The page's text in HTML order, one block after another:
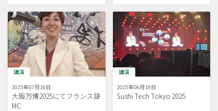
講演
2025年07月16日
大阪万博2025にてフランス語
MC
講演
2025年06月19日
Sushi Tech Tokyo 2025